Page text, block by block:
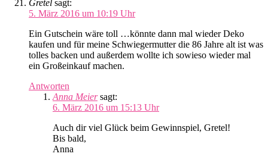
Gretel sagt:
5. März 2016 um 10:19 Uhr
Ein Gutschein wäre toll …könnte dann mal wieder Deko
kaufen und für meine Schwiegermutter die 86 Jahre alt ist was
tolles backen und außerdem wollte ich sowieso wieder mal
ein Großeinkauf machen.
Antworten
Anna Meier sagt:
6. März 2016 um 15:13 Uhr
Auch dir viel Glück beim Gewinnspiel, Gretel!
Bis bald,
Anna